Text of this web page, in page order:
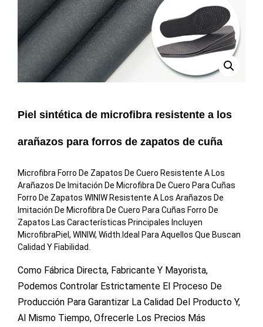
Piel sintética de microfibra resistente a los
arañazos para forros de zapatos de cuña
Microfibra Forro De Zapatos De Cuero Resistente A Los
Arañazos De Imitación De Microfibra De Cuero Para Cuñas
Forro De Zapatos WINIW Resistente A Los Arañazos De
Imitación De Microfibra De Cuero Para Cuñas Forro De
Zapatos Las Características Principales Incluyen
MicrofibraPiel, WINIW, Width.Ideal Para Aquellos Que Buscan
Calidad Y Fiabilidad.
Como Fábrica Directa, Fabricante Y Mayorista,
Podemos Controlar Estrictamente El Proceso De
Producción Para Garantizar La Calidad Del Producto Y,
Al Mismo Tiempo, Ofrecerle Los Precios Más